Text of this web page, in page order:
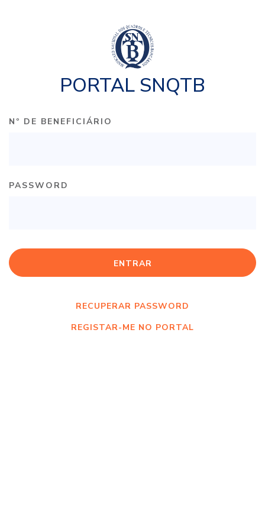
PORTAL SNQTB
Nº DE BENEFICIÁRIO
PASSWORD
RECUPERAR PASSWORD
REGISTAR-ME NO PORTAL